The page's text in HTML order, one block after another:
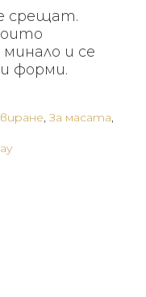
срещат.
и се
форми.
,За масата,